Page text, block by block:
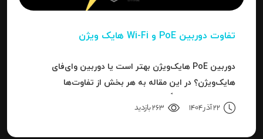
تفاوت دوربین PoE و Wi-Fi هایک‌ ویژن
دوربین PoE هایک‌ویژن بهتر است یا دوربین وای‌فای
هایک‌ویژن؟ در این مقاله به هر بخش از تفاوت‌ها
بهترین انتخاب است.
22 آذر 1404 263 بازدید